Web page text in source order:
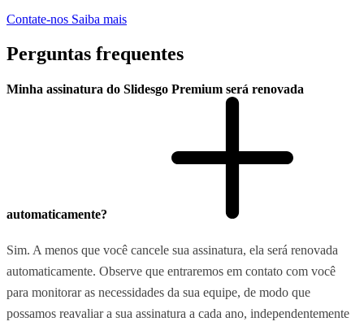
Contate-nos Saiba mais
Perguntas frequentes
Minha assinatura do Slidesgo Premium será renovada
automaticamente?
Sim. A menos que você cancele sua assinatura, ela será renovada
automaticamente. Observe que entraremos em contato com você
para monitorar as necessidades da sua equipe, de modo que
possamos reavaliar a sua assinatura a cada ano, independentemente